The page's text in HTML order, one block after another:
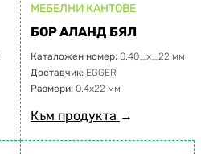
МЕБЕЛНИ КАНТОВЕ
БОР АЛАНД БЯЛ
Каталожен номер: 0.40_x_22 мм
Доставчик: EGGER
Размери: 0.4х22 мм
Към продукта →